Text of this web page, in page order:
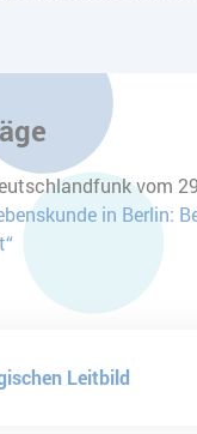
vom
in Berlin:
Leitbild